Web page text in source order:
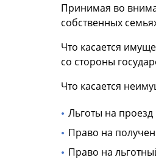
Принимая во
собственных
Что касается
со стороны
Что касается
Льготы на
Право на
Право на